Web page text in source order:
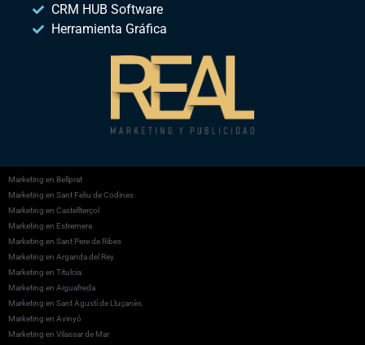
CRM HUB Software
Herramienta Gráfica
Marketing en Bellprat
Marketing en Sant Feliu de Codines
Marketing en Castellterçol
Marketing en Estremera
Marketing en Sant Pere de Ribes
Marketing en Arganda del Rey
Marketing en Titulcia
Marketing en Aiguafreda
Marketing en Sant Agustí de Lluçanès
Marketing en Avinyó
Marketing en Vilassar de Mar